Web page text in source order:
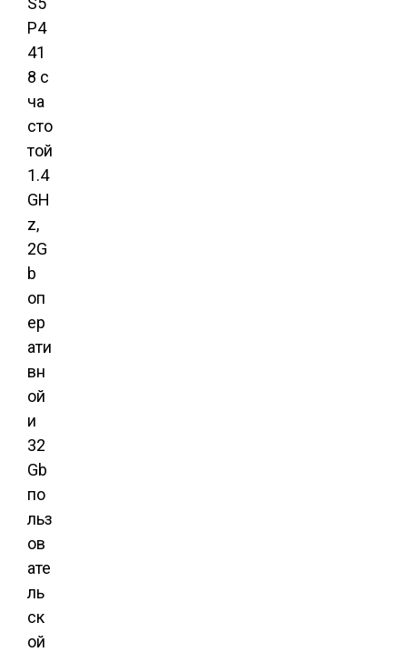
P4
41
8 с
ча
сто
той
1.4
GH
z,
2G
b
оп
ер
ати
вн
ой
и
32
Gb
по
льз
ов
ате
ль
ск
ой